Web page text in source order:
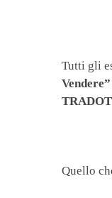
Tutti gli
Vendere”
Quello